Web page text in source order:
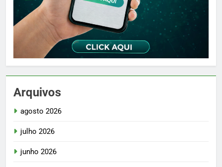
Arquivos
agosto 2026
julho 2026
junho 2026